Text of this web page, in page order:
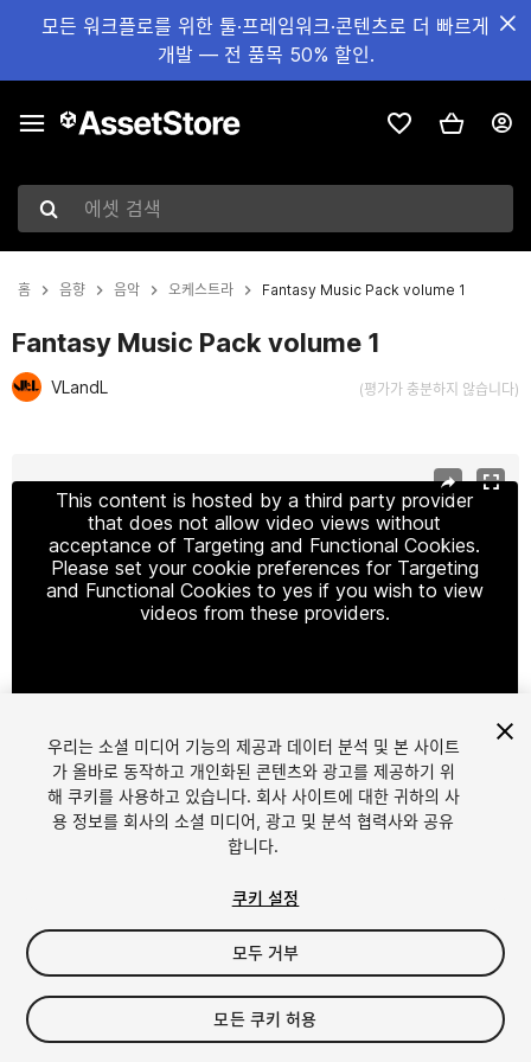
모든 워크플로를 위한 툴·프레임워크·콘텐츠로 더 빠르게
개발 — 전 품목 50% 할인.
에셋 검색
홈 음향 음악 오케스트라 Fantasy Music Pack volume 1
Fantasy Music Pack volume 1
VLandL (평가가 충분하지 않습니다)
This content is hosted by a third party provider
that does not allow video views without
acceptance of Targeting and Functional Cookies.
Please set your cookie preferences for Targeting
and Functional Cookies to yes if you wish to view
videos from these providers.
1/4
$29
세금/부가세는 결제 시 반영됩니다.
우리는 소셜 미디어 기능의 제공과 데이터 분석 및 본 사이트
가 올바로 동작하고 개인화된 콘텐츠와 광고를 제공하기 위
해 쿠키를 사용하고 있습니다. 회사 사이트에 대한 귀하의 사
용 정보를 회사의 소셜 미디어, 광고 및 분석 협력사와 공유
합니다.
쿠키 설정
모두 거부
모든 쿠키 허용